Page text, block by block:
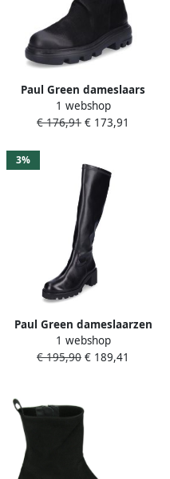
Paul Green dameslaars
zwart
1 webshop
€ 176,91 € 173,91
3%
Paul Green dameslaarzen
zwart
1 webshop
€ 195,90 € 189,41